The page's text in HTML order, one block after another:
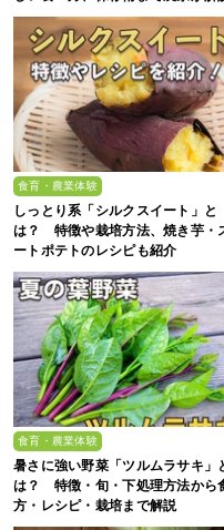
食育・農業体験
しっとり系「シルクスイート」と
は？ 特徴や栽培方法、焼き芋・
ートポテトのレシピも紹介
食育・農業体験
暑さに強い野菜「ツルムラサキ」
は？ 特徴・旬・下処理方法から
方・レシピ・栽培まで解説